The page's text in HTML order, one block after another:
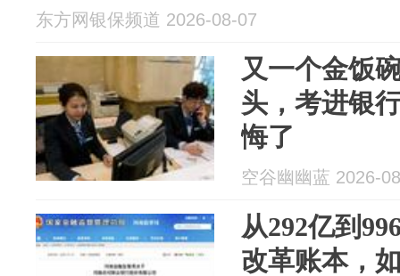
东方网银保频道 2026-08-07
又一个金饭
头，考进银
悔了
空谷幽幽蓝 2026-
从292亿到
改革账本，